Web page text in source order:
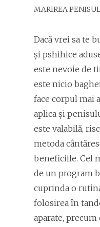
MARIREA
Dacă vrei sa te
și pshihice
este nevoie de
este nicio
face corpul mai
aplica și
este valabilă,
metoda
beneficiile. Cel
de un program
cuprinda o
folosirea în
aparate,